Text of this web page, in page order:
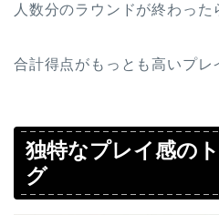
人数分のラウンドが終わった
合計得点がもっとも高いプレ
独特なプレイ感の
グ